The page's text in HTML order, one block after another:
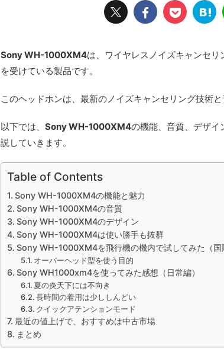
Sony WH-1000XM4は、ワイヤレスノイズキャンセ
を受けている製品です。
このヘッドホンは、最新のノイズキャンセリング技術
以下では、 Sony WH-1000XM4の機能、音質、デザイ
説していきます。
Table of Contents
Sony WH-1000XM4の機能と魅力
Sony WH-1000XM4の音質
Sony WH-1000XM4のデザイン
Sony WH-1000XM4は使い勝手も抜群
Sony WH-1000XM4を飛行機の機内で試してみた（国
オーバーヘッド型を使う目的
Sony WH1000xm4を使ってみた感想（日常編）
夏の炎天下には不向き
長時間の着用は少ししんどい
クイックアテンションモード
最近の値上げで、おすすめは中古市場
まとめ